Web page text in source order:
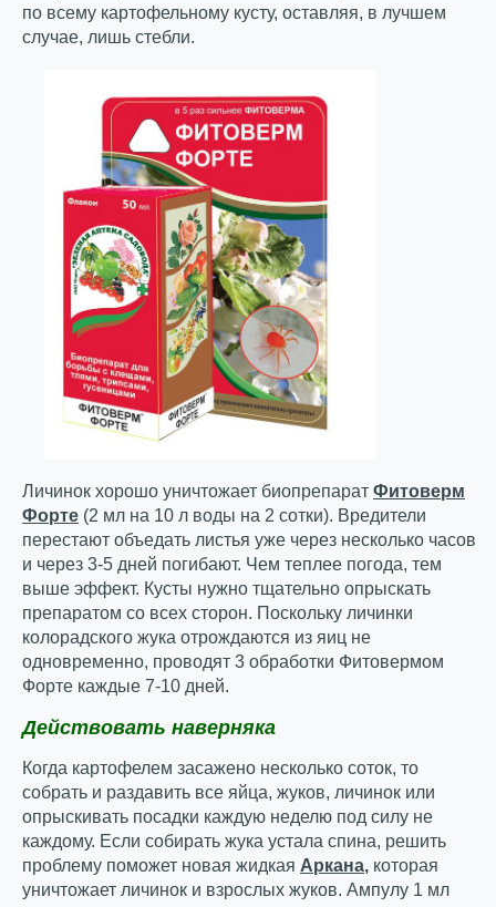
по всему картофельному кусту, оставляя, в лучшем
случае, лишь стебли.
Личинок хорошо уничтожает биопрепарат Фитоверм
Форте (2 мл на 10 л воды на 2 сотки). Вредители
перестают объедать листья уже через несколько часов
и через 3-5 дней погибают. Чем теплее погода, тем
выше эффект. Кусты нужно тщательно опрыскать
препаратом со всех сторон. Поскольку личинки
колорадского жука отрождаются из яиц не
одновременно, проводят 3 обработки Фитовермом
Форте каждые 7-10 дней.
Действовать наверняка
Когда картофелем засажено несколько соток, то
собрать и раздавить все яйца, жуков, личинок или
опрыскивать посадки каждую неделю под силу не
каждому. Если собирать жука устала спина, решить
проблему поможет новая жидкая Аркана, которая
уничтожает личинок и взрослых жуков. Ампулу 1 мл